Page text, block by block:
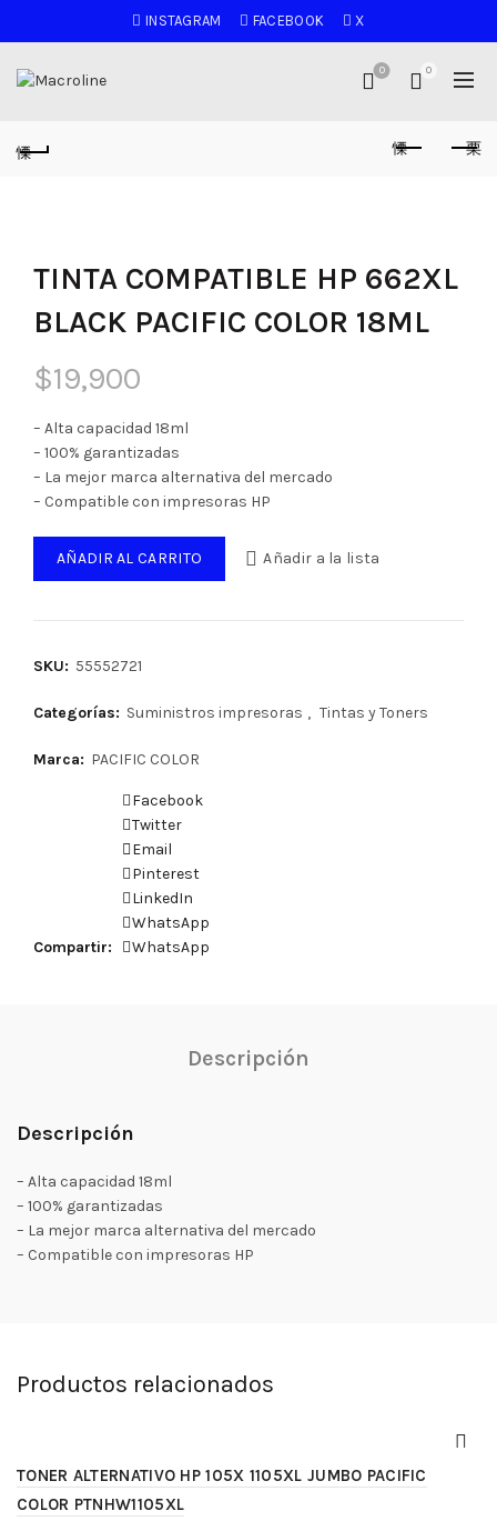
INSTAGRAM FACEBOOK X
0 0
TINTA COMPATIBLE HP 662XL
BLACK PACIFIC COLOR 18ML
$19,900
– Alta capacidad 18ml
– 100% garantizadas
– La mejor marca alternativa del mercado
– Compatible con impresoras HP
AÑADIR AL CARRITO Añadir a la lista
SKU: 55552721
Categorías: Suministros impresoras , Tintas y Toners
Marca: PACIFIC COLOR
Compartir
Facebook
Twitter
Email
Pinterest
LinkedIn
WhatsApp
WhatsApp
Descripción
Descripción
– Alta capacidad 18ml
– 100% garantizadas
– La mejor marca alternativa del mercado
– Compatible con impresoras HP
Productos relacionados
TONER ALTERNATIVO HP 105X 1105XL JUMBO PACIFIC
COLOR PTNHW1105XL